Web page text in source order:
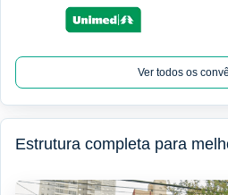
Ver todos os
Estrutura completa para